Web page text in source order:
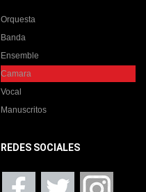
Orquesta
Banda
Ensemble
Camara
Vocal
Manuscritos
REDES SOCIALES